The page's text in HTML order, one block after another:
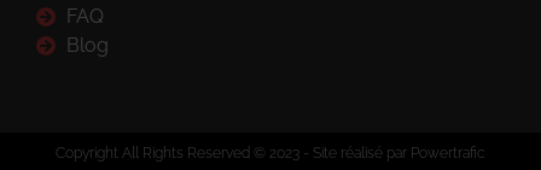
FAQ
Blog
Copyright All Rights Reserved © 2023 - Site réalisé par Powertrafic